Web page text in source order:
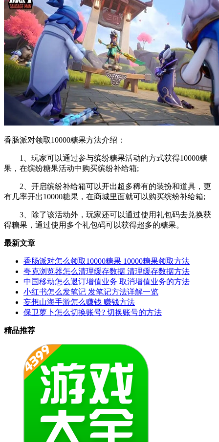
香肠派对领取10000糖果方法介绍：
1、玩家可以通过参与缤纷糖果活动的方式获得10000糖
果，在缤纷糖果活动中购买缤纷补给箱;
2、开启缤纷补给箱可以开出超多稀有的装扮和道具，更
有几率开出10000糖果，在商城里面就可以购买缤纷补给箱;
3、除了该活动外，玩家还可以通过使用礼包码去兑换获
得糖果，通过使用多个礼包码可以获得超多的糖果。
最新文章
香肠派对怎么领取10000糖果 10000糖果领取方法
夸克浏览器怎么清理缓存数据 清理缓存数据方法
中国移动怎么退订增值业务 取消增值业务的方法
小红书怎么发笔记 发笔记方法详解一览
妄想山海手游怎么赚钱 赚钱方法
保卫萝卜怎么切换账号? 切换账号的方法
精品推荐